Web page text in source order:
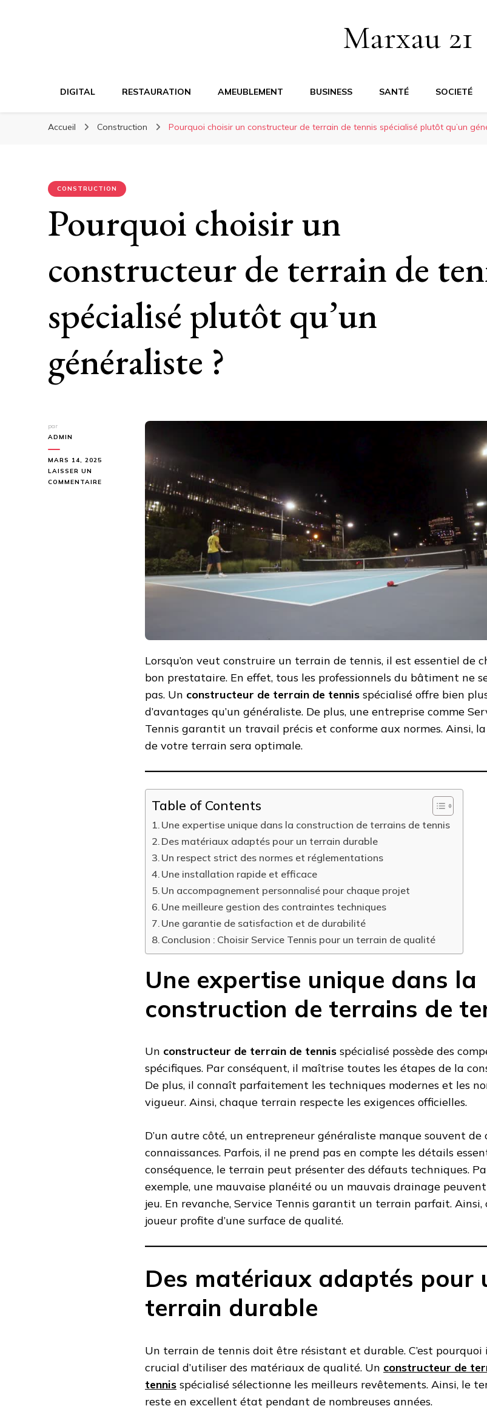
Marxau 21
DIGITAL RESTAURATION AMEUBLEMENT BUSINESS SANTÉ SOCIETÉ
Accueil Construction Pourquoi choisir un constructeur de terrain de tennis spécialisé plutôt qu’un
CONSTRUCTION
Pourquoi choisir un
constructeur de terrain de
spécialisé plutôt qu’un
généraliste ?
par
ADMIN
MARS 14, 2025
LAISSER UN
COMMENTAIRE
CONSTRUCTEUR
Lorsqu’on veut construire un terrain de tennis, il est essentiel de
bon prestataire. En effet, tous les professionnels du bâtiment ne
pas. Un constructeur de terrain de tennis spécialisé offre bien
d’avantages qu’un généraliste. De plus, une entreprise comme
Tennis garantit un travail précis et conforme aux normes. Ainsi,
de votre terrain sera optimale.
Table of Contents
Une expertise unique dans la construction de terrains de tennis
Des matériaux adaptés pour un terrain durable
Un respect strict des normes et réglementations
Une installation rapide et efficace
Un accompagnement personnalisé pour chaque projet
Une meilleure gestion des contraintes techniques
Une garantie de satisfaction et de durabilité
Conclusion : Choisir Service Tennis pour un terrain de qualité
Une expertise unique dans la
construction de terrains de
Un constructeur de terrain de tennis spécialisé possède des
spécifiques. Par conséquent, il maîtrise toutes les étapes de la
De plus, il connaît parfaitement les techniques modernes et les
vigueur. Ainsi, chaque terrain respecte les exigences officielles.
D’un autre côté, un entrepreneur généraliste manque souvent de
connaissances. Parfois, il ne prend pas en compte les détails
conséquence, le terrain peut présenter des défauts techniques.
exemple, une mauvaise planéité ou un mauvais drainage
jeu. En revanche, Service Tennis garantit un terrain parfait. Ainsi,
joueur profite d’une surface de qualité.
Des matériaux adaptés pour
terrain durable
Un terrain de tennis doit être résistant et durable. C’est pourquoi
crucial d’utiliser des matériaux de qualité. Un constructeur de
tennis spécialisé sélectionne les meilleurs revêtements. Ainsi, le
reste en excellent état pendant de nombreuses années.